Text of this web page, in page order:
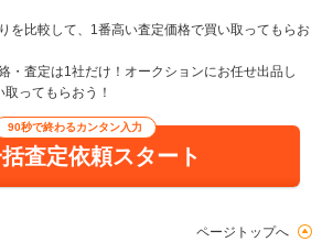
を比較して、1番高い査定価格で買い取ってもらお
・査定は1社だけ！オークションにお任せ出品し
ってもらおう！
90秒で終わるカンタン入力
査定依頼スタート
ページトップへ